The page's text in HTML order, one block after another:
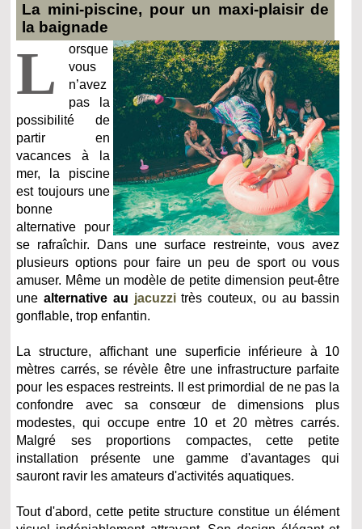
La mini-piscine, pour un maxi-plaisir de
la baignade
L
orsque
vous
n’avez
pas la
possibilité de
partir en
vacances à la
mer, la piscine
est toujours une
bonne
alternative pour
se rafraîchir. Dans une surface restreinte, vous avez
plusieurs options pour faire un peu de sport ou vous
amuser. Même un modèle de petite dimension peut-être
unealternative au jacuzzitrès couteux, ou au bassin
gonflable, trop enfantin.
La structure, affichant une superficie inférieure à 10
mètres carrés, se révèle être une infrastructure parfaite
pour les espaces restreints. Il est primordial de ne pas la
confondre avec sa consœur de dimensions plus
modestes, qui occupe entre 10 et 20 mètres carrés.
Malgré ses proportions compactes, cette petite
installation présente une gamme d'avantages qui
sauront ravir les amateurs d'activités aquatiques.
Tout d'abord, cette petite structure constitue un élément